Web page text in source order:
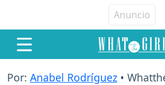
Por: Anabel Rodríguez •